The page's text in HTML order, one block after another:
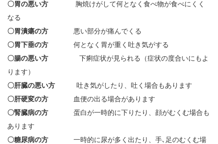
〇胃の悪い方
胸焼けがして何となく食べ物が食べにくく
なる
〇胃潰瘍の方 悪い部分が痛んでくる
〇胃下垂の方 何となく胃が重く吐き気がする
〇腸の悪い方 下痢症状が見られる（症状の度合いにもよ
ります）
〇肝臓の悪い方 吐き気がしたり、吐く場合もあります
〇肝硬変の方 血便の出る場合があります
〇腎臓病の方 蛋白が一時的に下りたり、顔がむくむ場合も
あります
〇糖尿病の方 一時的に尿が多く出たり、手､足のむくむ場